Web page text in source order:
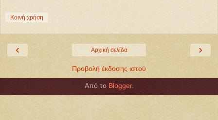
Κοινή χρήση
‹ ›
Αρχική σελίδα
Προβολή έκδοσης ιστού
Από το Blogger.